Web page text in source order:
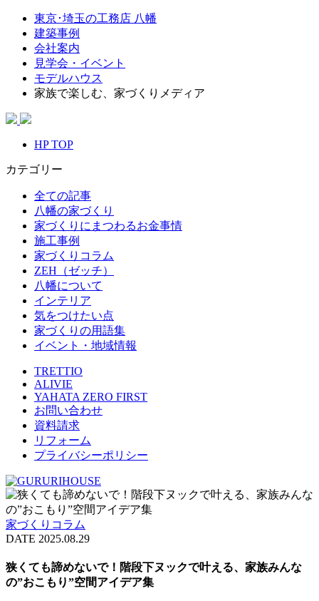
東京･埼玉の工務店 八幡
建築事例
会社案内
見学会・イベント
モデルハウス
家族で楽しむ、家づくりメディア
HP TOP
カテゴリー
全ての記事
八幡の家づくり
家づくりにまつわるお金事情
施工事例
家づくりコラム
ZEH（ゼッチ）
八幡について
インテリア
気をつけたい点
家づくりの用語集
イベント・地域情報
TRETTIO
ALIVIE
YAHATA ZERO FIRST
お問い合わせ
資料請求
リフォーム
プライバシーポリシー
家づくりコラム
DATE 2025.08.29
狭くても諦めないで！階段下ヌックで叶える、家族みんな
の”おこもり”空間アイデア集